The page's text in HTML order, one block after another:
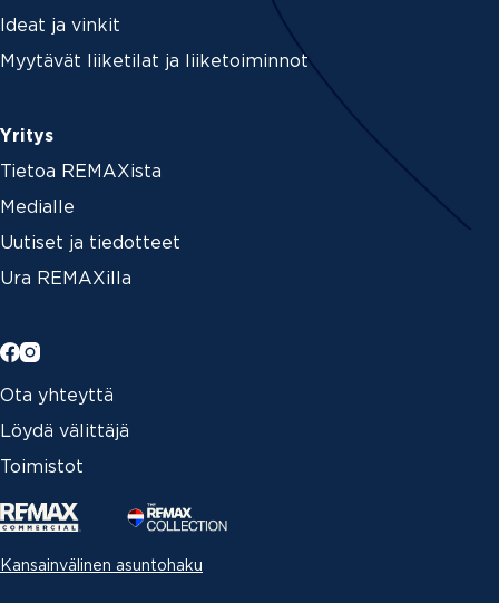
Ideat ja vinkit
Myytävät liiketilat ja liiketoiminnot
Yritys
Tietoa REMAXista
Medialle
Uutiset ja tiedotteet
Ura REMAXilla
Ota yhteyttä
Löydä välittäjä
Toimistot
Kansainvälinen asuntohaku